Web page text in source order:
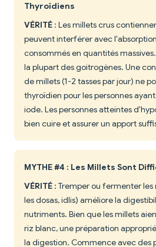
Thyroïdiens
VÉRITÉ : Les millets crus
peuvent interférer avec
consommés en quantités
la plupart des goitrogènes. Une
de millets (1-2 tasses par jour) ne
thyroïdien pour les personnes
iode. Les personnes atteintes
bien cuire et assurer un apport
MYTHE #4 : Les Millets Sont
VÉRITÉ : Tremper ou fermenter
les dosas, idlis) améliore la
nutriments. Bien que les millets
riz blanc, une préparation
la digestion. Commence avec des